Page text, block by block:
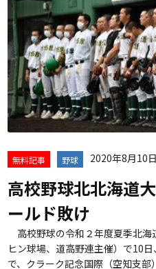
無料記事 野球 2020年8月10
高校野球北北海道
ールド敗け
高校野球の令和２年度夏季北海
ヒン球場、道高野連主催）で10
で、クラーク記念国際（空知支